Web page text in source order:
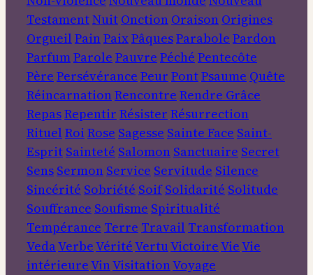
TestamentNuit Onction Oraison Origines
Orgueil PainPaixPâquesParabole Pardon
ParfumParole Pauvre Péché Pentecôte
Père Persévérance Peur PontPsaume Quête
RéincarnationRencontre Rendre Grâce
RepasRepentir Résister Résurrection
Rituel Roi Rose Sagesse Sainte Face Saint-
Esprit Sainteté Salomon Sanctuaire Secret
Sens Sermon Service Servitude Silence
Sincérité Sobriété Soif Solidarité Solitude
Souffrance Soufisme Spiritualité
Tempérance Terre Travail Transformation
VedaVerbeVéritéVertuVictoireVieVie
intérieureVinVisitationVoyage